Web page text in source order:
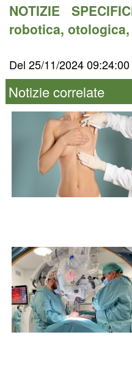
NOTIZIE
robotica, otologica,
Del 25/11/2024 09:24:00
Notizie correlate